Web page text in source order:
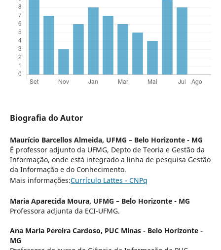
Biografia do Autor
Maurício Barcellos Almeida, UFMG – Belo Horizonte - MG
É professor adjunto da UFMG, Depto de Teoria e Gestão da
Informação, onde está integrado a linha de pesquisa Gestão
da Informação e do Conhecimento.
Mais informações:Currículo Lattes - CNPq
Maria Aparecida Moura, UFMG – Belo Horizonte - MG
Professora adjunta da ECI-UFMG.
Ana Maria Pereira Cardoso, PUC Minas - Belo Horizonte -
MG